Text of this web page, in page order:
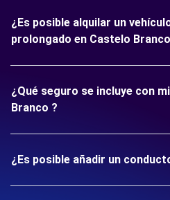
¿Es posible alquilar un
prolongado en Castelo
¿Qué seguro se incluye con
Branco ?
¿Es posible añadir un